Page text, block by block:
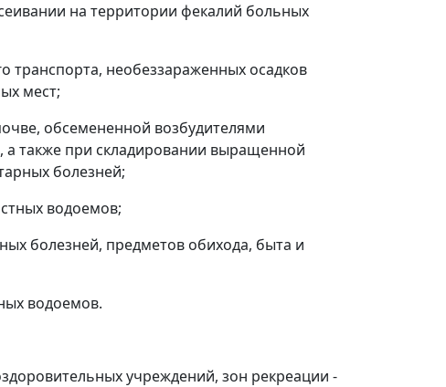
на территории фекалий больных
необеззараженных осадков
мест;
обсемененной возбудителями
также при складировании выращенной
болезней;
водоемов;
болезней, предметов обихода, быта и
водоемов.
учреждений, зон рекреации -